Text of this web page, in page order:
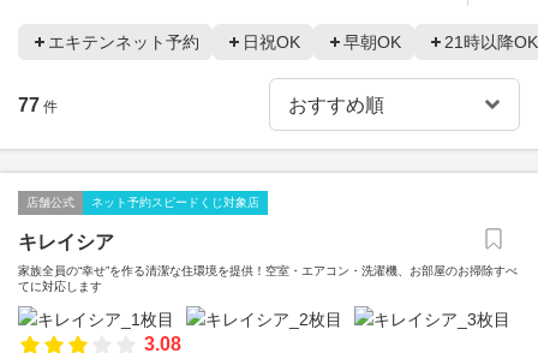
エキテンネット予約 日祝OK 早朝OK 21時以降OK
77 件
店舗公式 ネット予約スピードくじ対象店
キレイシア
家族全員の“幸せ”を作る清潔な住環境を提供！空室・エアコン・洗濯機、お部屋のお掃除すべ
てに対応します
3.08